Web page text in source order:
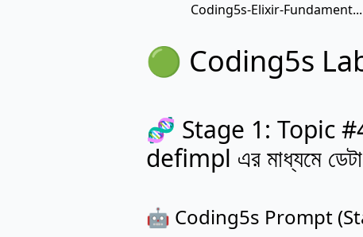
Coding5s-Elixir-Fundament...
🟢 Coding5s
🧬 Stage 1: Topic
defimpl এর মাধ্যমে
🤖 Coding5s Prompt